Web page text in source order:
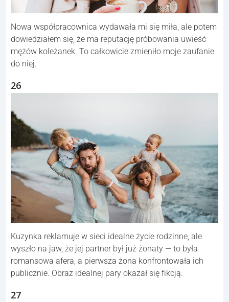
Nowa współpracownica wydawała mi się miła, ale potem
dowiedziałem się, że ma reputację próbowania uwieść
mężów koleżanek. To całkowicie zmieniło moje zaufanie
do niej.
26
Kuzynka reklamuje w sieci idealne życie rodzinne, ale
wyszło na jaw, że jej partner był już żonaty — to była
romansowa afera, a pierwsza żona konfrontowała ich
publicznie. Obraz idealnej pary okazał się fikcją.
27